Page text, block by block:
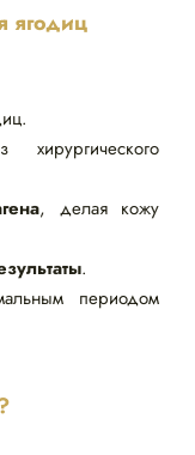
ягодиц
, делая кожу
.
периодом